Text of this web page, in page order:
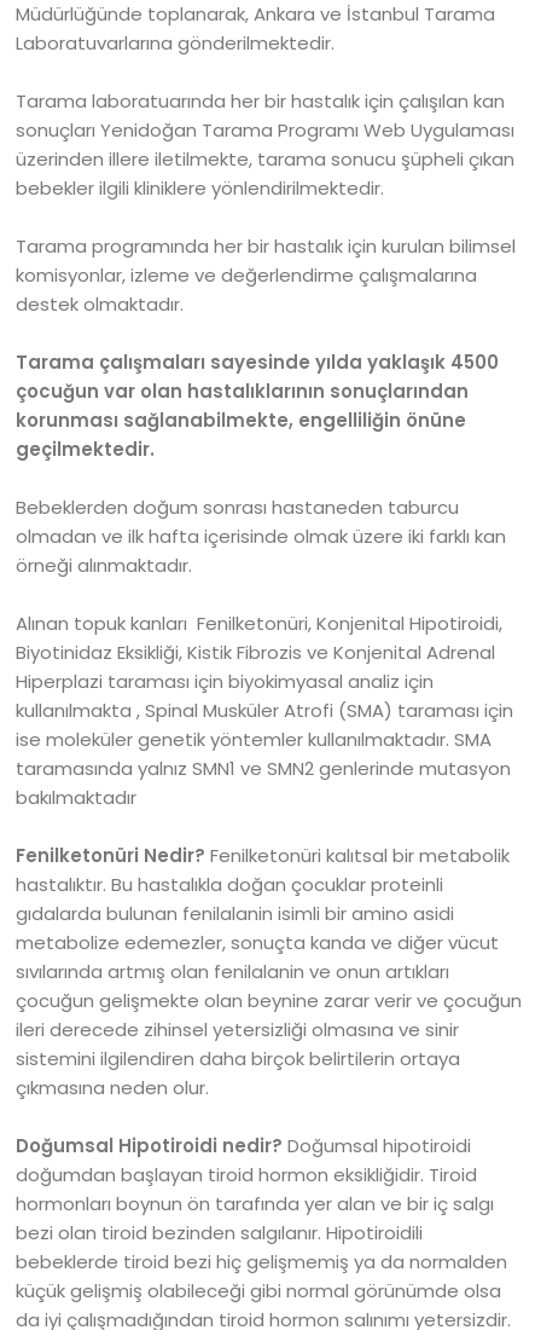
Müdürlüğünde toplanarak, Ankara ve İstanbul Tarama
Laboratuvarlarına gönderilmektedir.
Tarama laboratuarında her bir hastalık için çalışılan kan
sonuçları Yenidoğan Tarama Programı Web Uygulaması
üzerinden illere iletilmekte, tarama sonucu şüpheli çıkan
bebekler ilgili kliniklere yönlendirilmektedir.
Tarama programında her bir hastalık için kurulan bilimsel
komisyonlar, izleme ve değerlendirme çalışmalarına
destek olmaktadır.
Tarama çalışmaları sayesinde yılda yaklaşık 4500
çocuğun var olan hastalıklarının sonuçlarından
korunması sağlanabilmekte, engelliliğin önüne
geçilmektedir.
Bebeklerden doğum sonrası hastaneden taburcu
olmadan ve ilk hafta içerisinde olmak üzere iki farklı kan
örneği alınmaktadır.
Alınan topuk kanları Fenilketonüri, Konjenital Hipotiroidi,
Biyotinidaz Eksikliği, Kistik Fibrozis ve Konjenital Adrenal
Hiperplazi taraması için biyokimyasal analiz için
kullanılmakta , Spinal Musküler Atrofi (SMA) taraması için
ise moleküler genetik yöntemler kullanılmaktadır. SMA
taramasında yalnız SMN1 ve SMN2 genlerinde mutasyon
bakılmaktadır
Fenilketonüri Nedir? Fenilketonüri kalıtsal bir metabolik
hastalıktır. Bu hastalıkla doğan çocuklar proteinli
gıdalarda bulunan fenilalanin isimli bir amino asidi
metabolize edemezler, sonuçta kanda ve diğer vücut
sıvılarında artmış olan fenilalanin ve onun artıkları
çocuğun gelişmekte olan beynine zarar verir ve çocuğun
ileri derecede zihinsel yetersizliği olmasına ve sinir
sistemini ilgilendiren daha birçok belirtilerin ortaya
çıkmasına neden olur.
Doğumsal Hipotiroidi nedir? Doğumsal hipotiroidi
doğumdan başlayan tiroid hormon eksikliğidir. Tiroid
hormonları boynun ön tarafında yer alan ve bir iç salgı
bezi olan tiroid bezinden salgılanır. Hipotiroidili
bebeklerde tiroid bezi hiç gelişmemiş ya da normalden
küçük gelişmiş olabileceği gibi normal görünümde olsa
da iyi çalışmadığından tiroid hormon salınımı yetersizdir.